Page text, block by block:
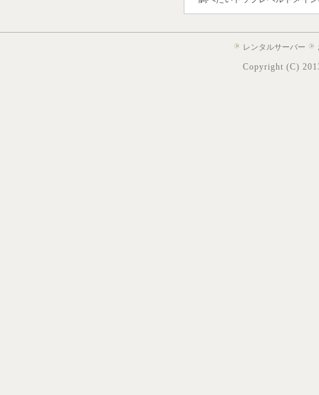
レンタルサーバー
Copyright (C)